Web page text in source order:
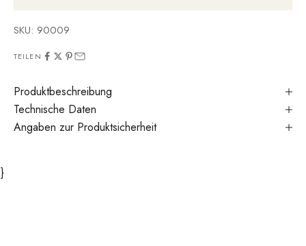
SKU: 90009
TEILEN
Produktbeschreibung
Technische Daten
Angaben zur Produktsicherheit
}